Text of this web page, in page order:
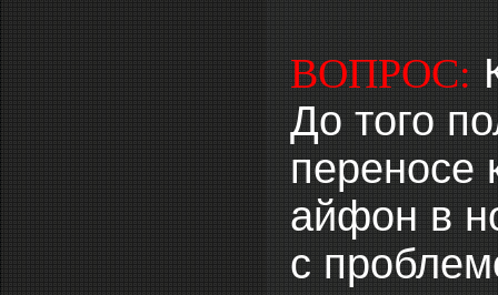
ВОПРОС:
До того
переносе
айфон в
с